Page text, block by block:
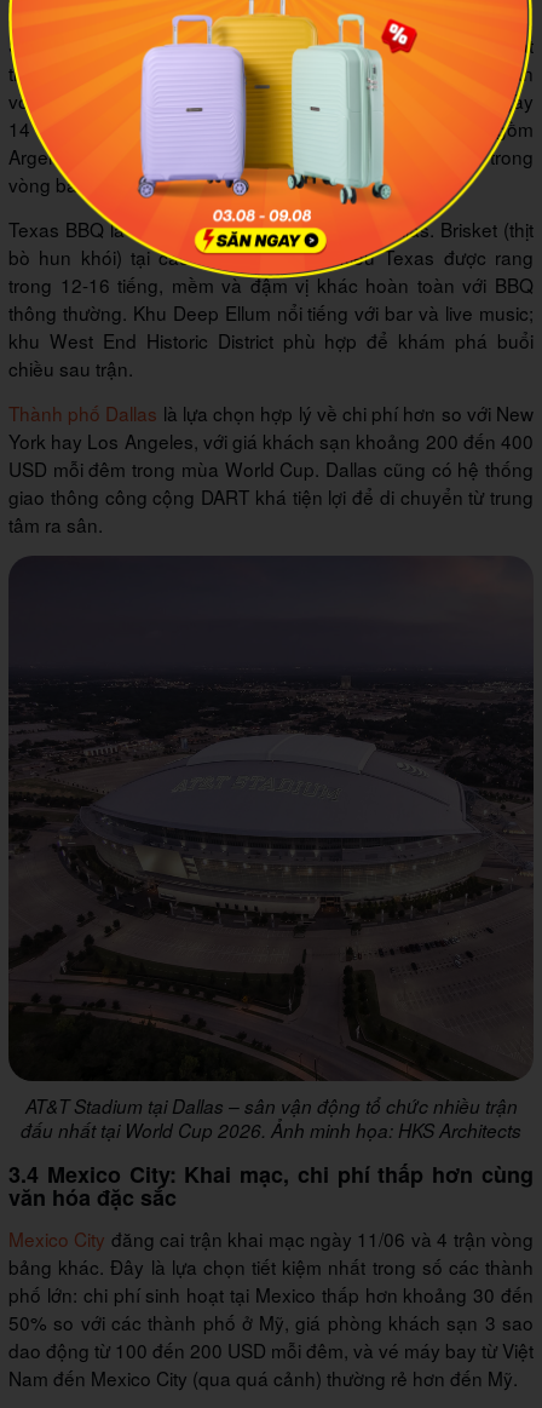
Sân vận động Dallas tại Arlington đăng cai nhiều trận nhất
trong toàn giải với 9 trận, bao gồm 5 trận vòng bảng, 2 trận
vòng 32 đội, 1 trận vòng 16 đội và một trận bán kết vào ngày
14 tháng 7. Những đội lớn thi đấu tại Dallas bao gồm
Argentina, Anh, Hà Lan, Croatia, Jordan và Nhật Bản trong
vòng bảng.
Texas BBQ là điều bắt buộc phải thử khi ở Dallas. Brisket (thịt
bò hun khói) tại các nhà hàng BBQ kiểu Texas được rang
trong 12-16 tiếng, mềm và đậm vị khác hoàn toàn với BBQ
thông thường. Khu Deep Ellum nổi tiếng với bar và live music;
khu West End Historic District phù hợp để khám phá buổi
chiều sau trận.
Thành phố Dallas là lựa chọn hợp lý về chi phí hơn so với New
York hay Los Angeles, với giá khách sạn khoảng 200 đến 400
USD mỗi đêm trong mùa World Cup. Dallas cũng có hệ thống
giao thông công cộng DART khá tiện lợi để di chuyển từ trung
tâm ra sân.
AT&T Stadium tại Dallas – sân vận động tổ chức nhiều trận
đấu nhất tại World Cup 2026. Ảnh minh họa: HKS Architects
3.4 Mexico City: Khai mạc, chi phí thấp hơn cùng
văn hóa đặc sắc
Mexico City đăng cai trận khai mạc ngày 11/06 và 4 trận vòng
bảng khác. Đây là lựa chọn tiết kiệm nhất trong số các thành
phố lớn: chi phí sinh hoạt tại Mexico thấp hơn khoảng 30 đến
50% so với các thành phố ở Mỹ, giá phòng khách sạn 3 sao
dao động từ 100 đến 200 USD mỗi đêm, và vé máy bay từ Việt
Nam đến Mexico City (qua quá cảnh) thường rẻ hơn đến Mỹ.